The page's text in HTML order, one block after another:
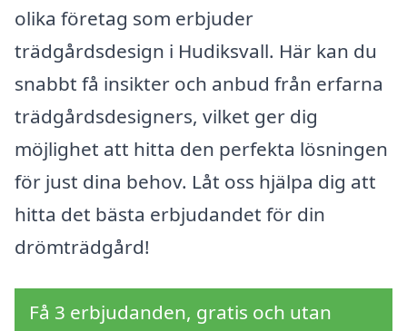
olika företag som erbjuder
trädgårdsdesign i Hudiksvall. Här kan du
snabbt få insikter och anbud från erfarna
trädgårdsdesigners, vilket ger dig
möjlighet att hitta den perfekta lösningen
för just dina behov. Låt oss hjälpa dig att
hitta det bästa erbjudandet för din
drömträdgård!
Få 3 erbjudanden, gratis och utan